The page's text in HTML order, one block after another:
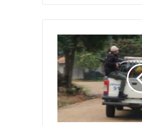
Una
mujer
es
acusada
de
elaborar
supuesta
pornografía
infantil